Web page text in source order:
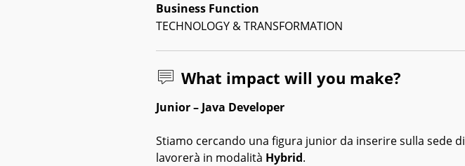
Business Function
TECHNOLOGY & TRANSFORMATION
What impact will you make?
Junior – Java Developer
Stiamo cercando una figura junior da inserire sulla sede di
lavorerà in modalità Hybrid.